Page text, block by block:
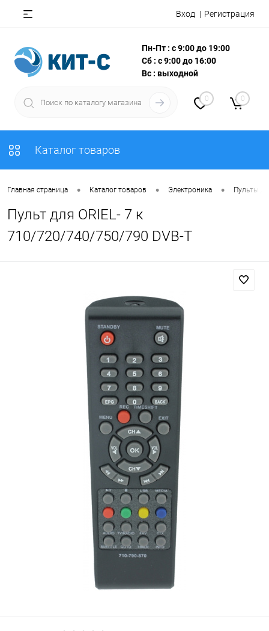
Вход Регистрация
Пн-Пт : с 9:00 до 19:00
Сб : с 9:00 до 16:00
Вс : выходной
0 0
Каталог товаров
Главная страница • Каталог товаров • Электроника • Пульты
Пульт для ORIEL- 7 к
710/720/740/750/790 DVB-T